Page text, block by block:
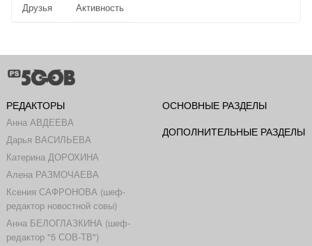
Друзья Активность
РЕДАКТОРЫ
Анна АВДЕЕВА
Дарья ВАСИЛЬЕВА
Катерина ДОРОХИНА
Алена РАЗМОЧАЕВА
Ксения САФРОНОВА (шеф-
редактор новостной совы)
Анна БЕЛОГЛАЗКИНА (шеф-
редактор "5 СОВ-ТВ")
ОСНОВНЫЕ РАЗДЕЛЫ
ДОПОЛНИТЕЛЬНЫЕ РАЗДЕЛЫ